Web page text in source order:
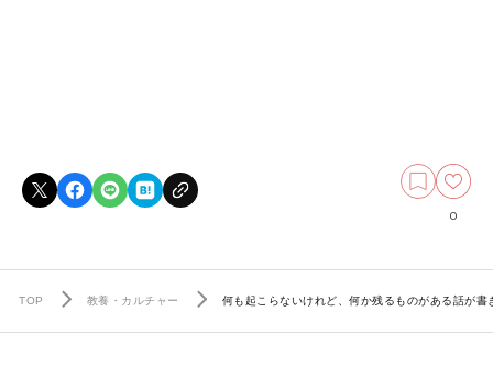
0
TOP 教養・カルチャー 何も起こらないけれど、何か残るものがある話が